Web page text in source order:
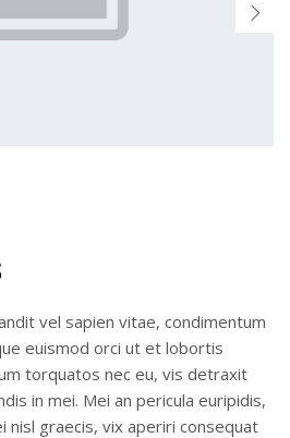
vel sapien vitae, condimentum
euismod orci ut et lobortis
torquatos nec eu, vis detraxit
in mei. Mei an pericula euripidis,
nisl graecis, vix aperiri consequat